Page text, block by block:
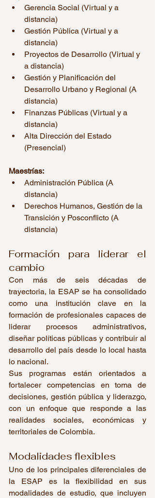
Gerencia Social (Virtual y a
distancia)
Gestión Pública (Virtual y a
distancia)
Proyectos de Desarrollo (Virtual y
a distancia)
Gestión y Planificación del
Desarrollo Urbano y Regional (A
distancia)
Finanzas Públicas (Virtual y a
distancia)
Alta Dirección del Estado
(Presencial)
Maestrías:
Administración Pública (A
distancia)
Derechos Humanos, Gestión de la
Transición y Posconflicto (A
distancia)
Formación para liderar el
cambio
Con más de seis décadas de
trayectoria, la ESAP se ha consolidado
como una institución clave en la
formación de profesionales capaces de
liderar procesos administrativos,
diseñar políticas públicas y contribuir al
desarrollo del país desde lo local hasta
lo nacional.
Sus programas están orientados a
fortalecer competencias en toma de
decisiones, gestión pública y liderazgo,
con un enfoque que responde a las
realidades sociales, económicas y
territoriales de Colombia.
Modalidades flexibles
Uno de los principales diferenciales de
la ESAP es la flexibilidad en sus
modalidades de estudio, que incluyen